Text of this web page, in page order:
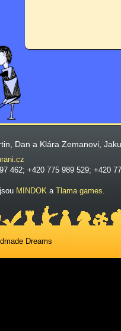
Dan a Klára Zemanovi,
462; +420 775 989 529; +420
MINDOK a Tlama games.
Dreams